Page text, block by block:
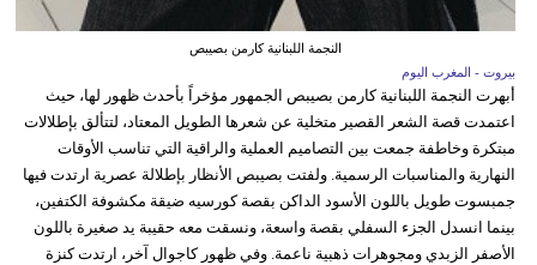
النجمة اللبنانية كارمن بصيبص
بيروت - المغرب اليوم
أبهرت النجمة اللبنانية كارمن بصيبص الجمهور مؤخراً بأحدث ظهور لها، حيث
اعتمدت قصة الشعر القصير متخلية عن شعرها الطويل المعتاد، لتتألق بإطلالات
مبتكرة وخاطفة جمعت بين التصاميم العملية والراقية التي تناسب الأوقات
النهارية والمناسبات الرسمية. ولفتت بصيبص الأنظار بإطلالة عصرية ارتدت فيها
جمبسوت طويل باللون الأسود الداكن بقصة كورسيه ضيقة مكشوفة الكتفين،
بينما انسدل الجزء السفلي بقصة واسعة، ونسقت معه حقيبة يد صغيرة باللون
الأصفر الزبدي ومجوهرات ذهبية ناعمة. وفي ظهور كاجوال آخر، ارتدت كنزة